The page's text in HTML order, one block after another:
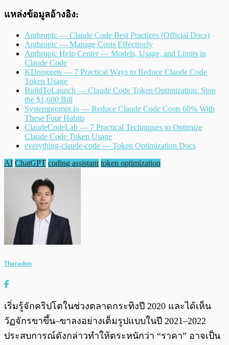
แหล่งข้อมูลอ้างอิง:
Anthropic — Claude Code Best Practices (Official Docs)
Anthropic — Manage Costs Effectively
Anthropic Help Center — Models, Usage, and Limits in
Claude Code
KDnuggets — 7 Practical Ways to Reduce Claude Code
Token Usage
BuildToLaunch — Claude Code Token Optimization: Stop
the $1,600 Bill
Systemprompt.io — Reduce Claude Code Costs 60% With
These Four Habits
ClaudeCodeLab — 7 Practical Techniques to Optimize
Claude Code Token Usage
everything-claude-code — Token Optimization Docs
AI ChatGPT coding assistant token optimization
Tharadon
เริ่มรู้จักคริปโตในช่วงตลาดกระทิงปี 2020 และได้เห็น
วัฏจักรขาขึ้น–ขาลงอย่างเต็มรูปแบบในปี 2021–2022
ประสบการณ์ดังกล่าวทำให้ตระหนักว่า “ราคา” อาจเป็น